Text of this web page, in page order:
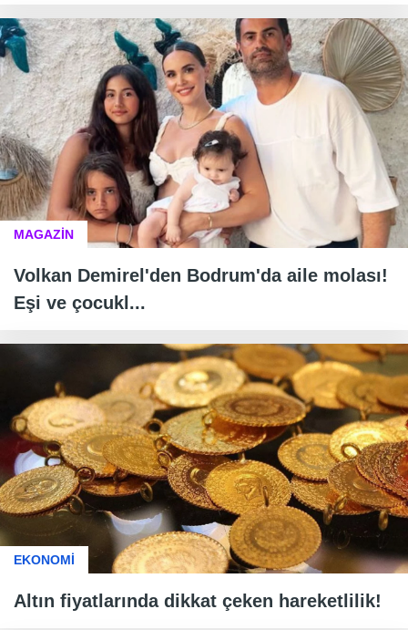
MAGAZİN
Volkan Demirel'den Bodrum'da aile molası!
Eşi ve çocukl...
EKONOMİ
Altın fiyatlarında dikkat çeken hareketlilik!